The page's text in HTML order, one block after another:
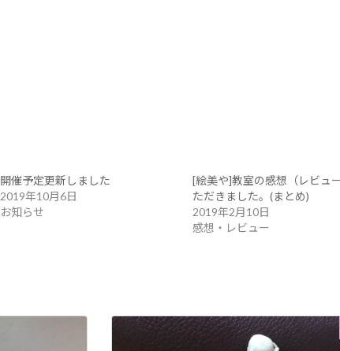
開催予定更新しました
2019年10月6日
お知らせ
[絵美や]教室の感想（レビュ
ただきました。(まとめ)
2019年2月10日
感想・レビュー